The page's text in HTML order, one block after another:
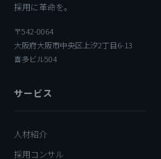
採用に革命を。
〒542-0064
大阪府大阪市中央区上汐2丁目6-13
喜多ビル504
サービス
人材紹介
採用コンサル